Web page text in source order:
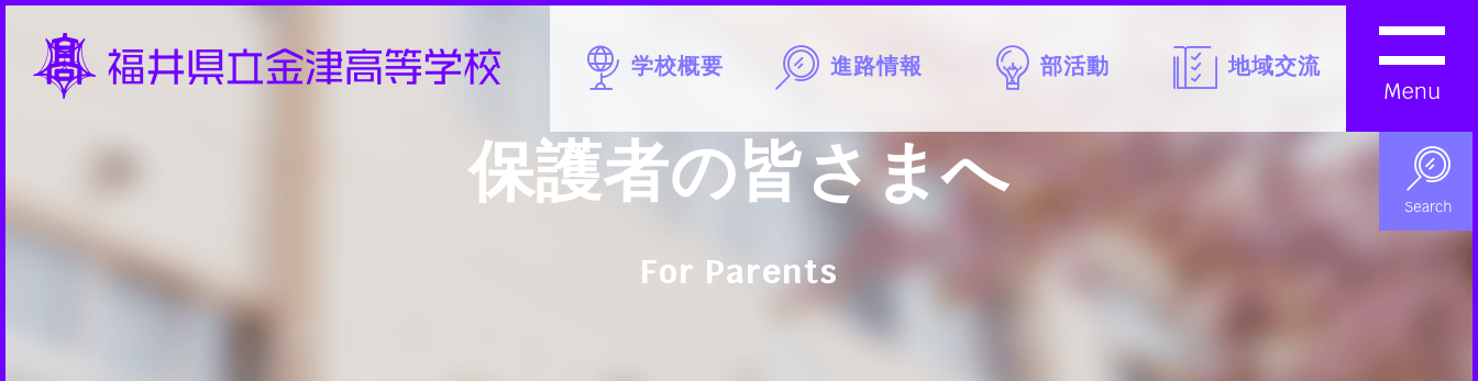
学校概要 進路情報 部活動 地域交流
保護者の皆さまへ
For Parents